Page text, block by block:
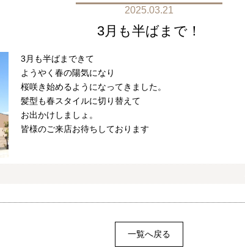
2025.03.21
3月も半ばまで！
3月も半ばまできて
ようやく春の陽気になり
桜咲き始めるようになってきました。
髪型も春スタイルに切り替えて
お出かけしましょ。
皆様のご来店お待ちしております
一覧へ戻る